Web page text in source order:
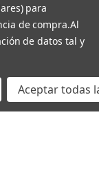
para
de compra.Al
de datos tal y
Aceptar todas